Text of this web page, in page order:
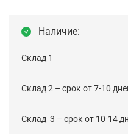
Наличие:
Склад 1
Склад 2 – срок от 7-10
Cклад 3 – срок от 10-14